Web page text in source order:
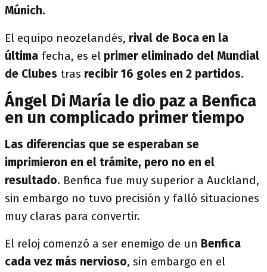
Múnich.
El equipo neozelandés, rival de Boca en la
última fecha, es el primer eliminado del Mundial
de Clubes tras recibir 16 goles en 2 partidos.
Ángel Di María le dio paz a Benfica
en un complicado primer tiempo
Las diferencias que se esperaban se
imprimieron en el trámite, pero no en el
resultado. Benfica fue muy superior a Auckland,
sin embargo no tuvo precisión y falló situaciones
muy claras para convertir.
El reloj comenzó a ser enemigo de un Benfica
cada vez más nervioso, sin embargo en el